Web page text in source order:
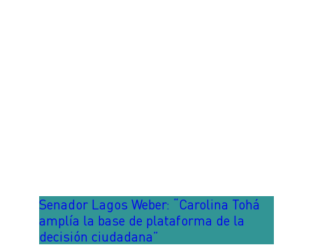
Senador Lagos Weber: “Carolina Tohá
amplía la base de plataforma de la
decisión ciudadana”